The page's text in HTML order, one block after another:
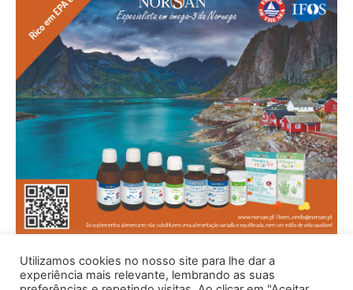
Utilizamos cookies no nosso site para lhe dar a
experiência mais relevante, lembrando as suas